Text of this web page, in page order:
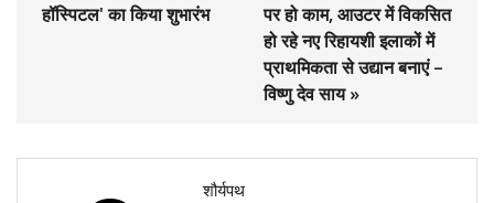
हॉस्पिटल' का किया शुभारंभ
पर हो काम, आउटर में विकसित
हो रहे नए रिहायशी इलाकों में
प्राथमिकता से उद्यान बनाएं –
विष्णु देव साय »
शौर्यपथ